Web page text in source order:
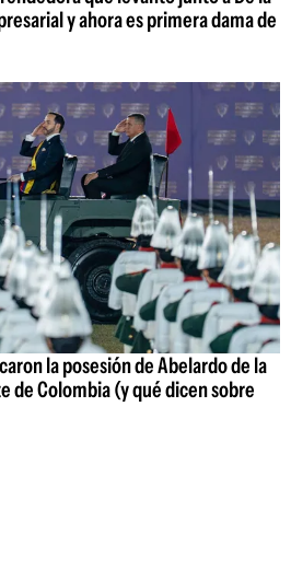
y ahora es primera dama de
la posesión de Abelardo de la
de Colombia (y qué dicen sobre